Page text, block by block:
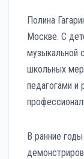
Полина
Москве. С
музыкальной
школьных
педагогами и
В ранние